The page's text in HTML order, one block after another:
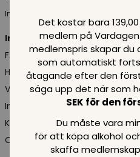
Det kostar bara
medlem på
medlemspris skapar
som automatiskt
åtagande efter den
säga upp det när som
SEK för den
Du måste vara
för att köpa alkohol
skaffa
Ingen försäljning, byte eller
Information
FAQ
Handelsvillkor
Villkor för medlemskap
Integritetspolicy
Kundcenter
Om Vardagen.se